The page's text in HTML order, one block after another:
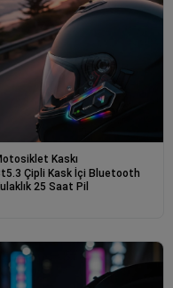
Kaskı
Çipli Kask İçi Bluetooth
25 Saat Pil